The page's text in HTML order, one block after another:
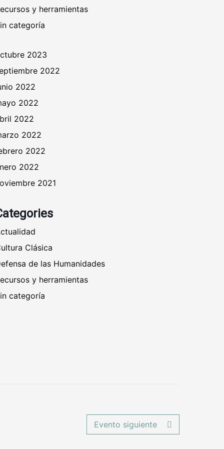
y herramientas
categoría
2023
2022
2022
2022
2022
2022
2022
2022
2021
Clásica
de las Humanidades
y herramientas
categoría
Evento siguiente